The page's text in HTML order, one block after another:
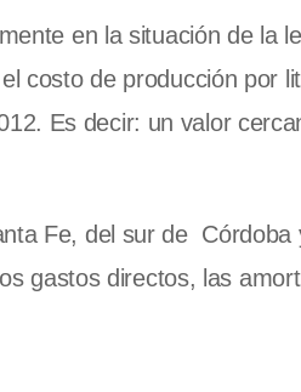
en la situación de la
costo de producción por
Es decir: un valor
Fe, del sur de Córdoba
gastos directos, las